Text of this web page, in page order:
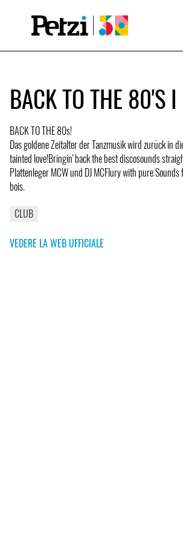
BACK TO THE 80'S I
BACK TO THE 80s!
Das goldene Zeitalter der Tanzmusik wird zurück in
tainted love!Bringin' back the best discosounds
Plattenleger MCW und DJ MCFlury with pure
bois.
CLUB
VEDERE LA WEB UFFICIALE